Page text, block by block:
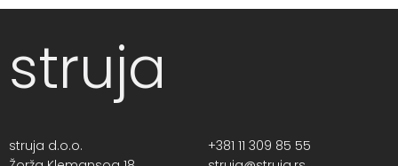
struja
struja d.o.o.
+381 11 309 85 55